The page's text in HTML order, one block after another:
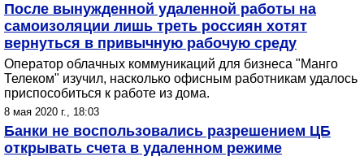
После вынужденной удаленной работы на
самоизоляции лишь треть россиян хотят
вернуться в привычную рабочую среду
Оператор облачных коммуникаций для бизнеса "Манго
Телеком" изучил, насколько офисным работникам удалось
приспособиться к работе из дома.
8 мая 2020 г., 18:03
Банки не воспользовались разрешением ЦБ
открывать счета в удаленном режиме